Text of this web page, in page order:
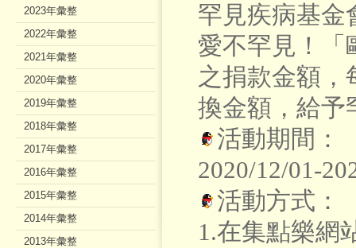
罕見疾病基金
愛不罕見！「
之捐款金額，
換金額，給予
活動期間：
2020/12/01-
活動方式：
1.在集點樂網
2023年彙整
2022年彙整
2021年彙整
2020年彙整
2019年彙整
2018年彙整
2017年彙整
2016年彙整
2015年彙整
2014年彙整
2013年彙整